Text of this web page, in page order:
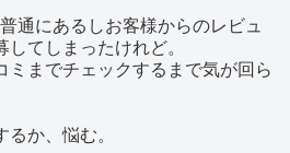
通にあるしお客様からのレビュ
てしまったけれど。
ミまでチェックするまで気が回ら
か、悩む。